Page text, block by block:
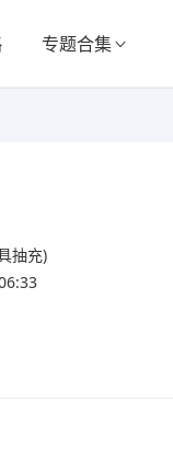
专题合集
抽充)